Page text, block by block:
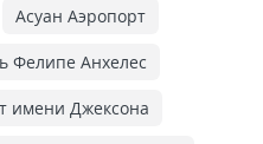
Асуан Аэропорт
Фелипе Анхелес
имени Джексона